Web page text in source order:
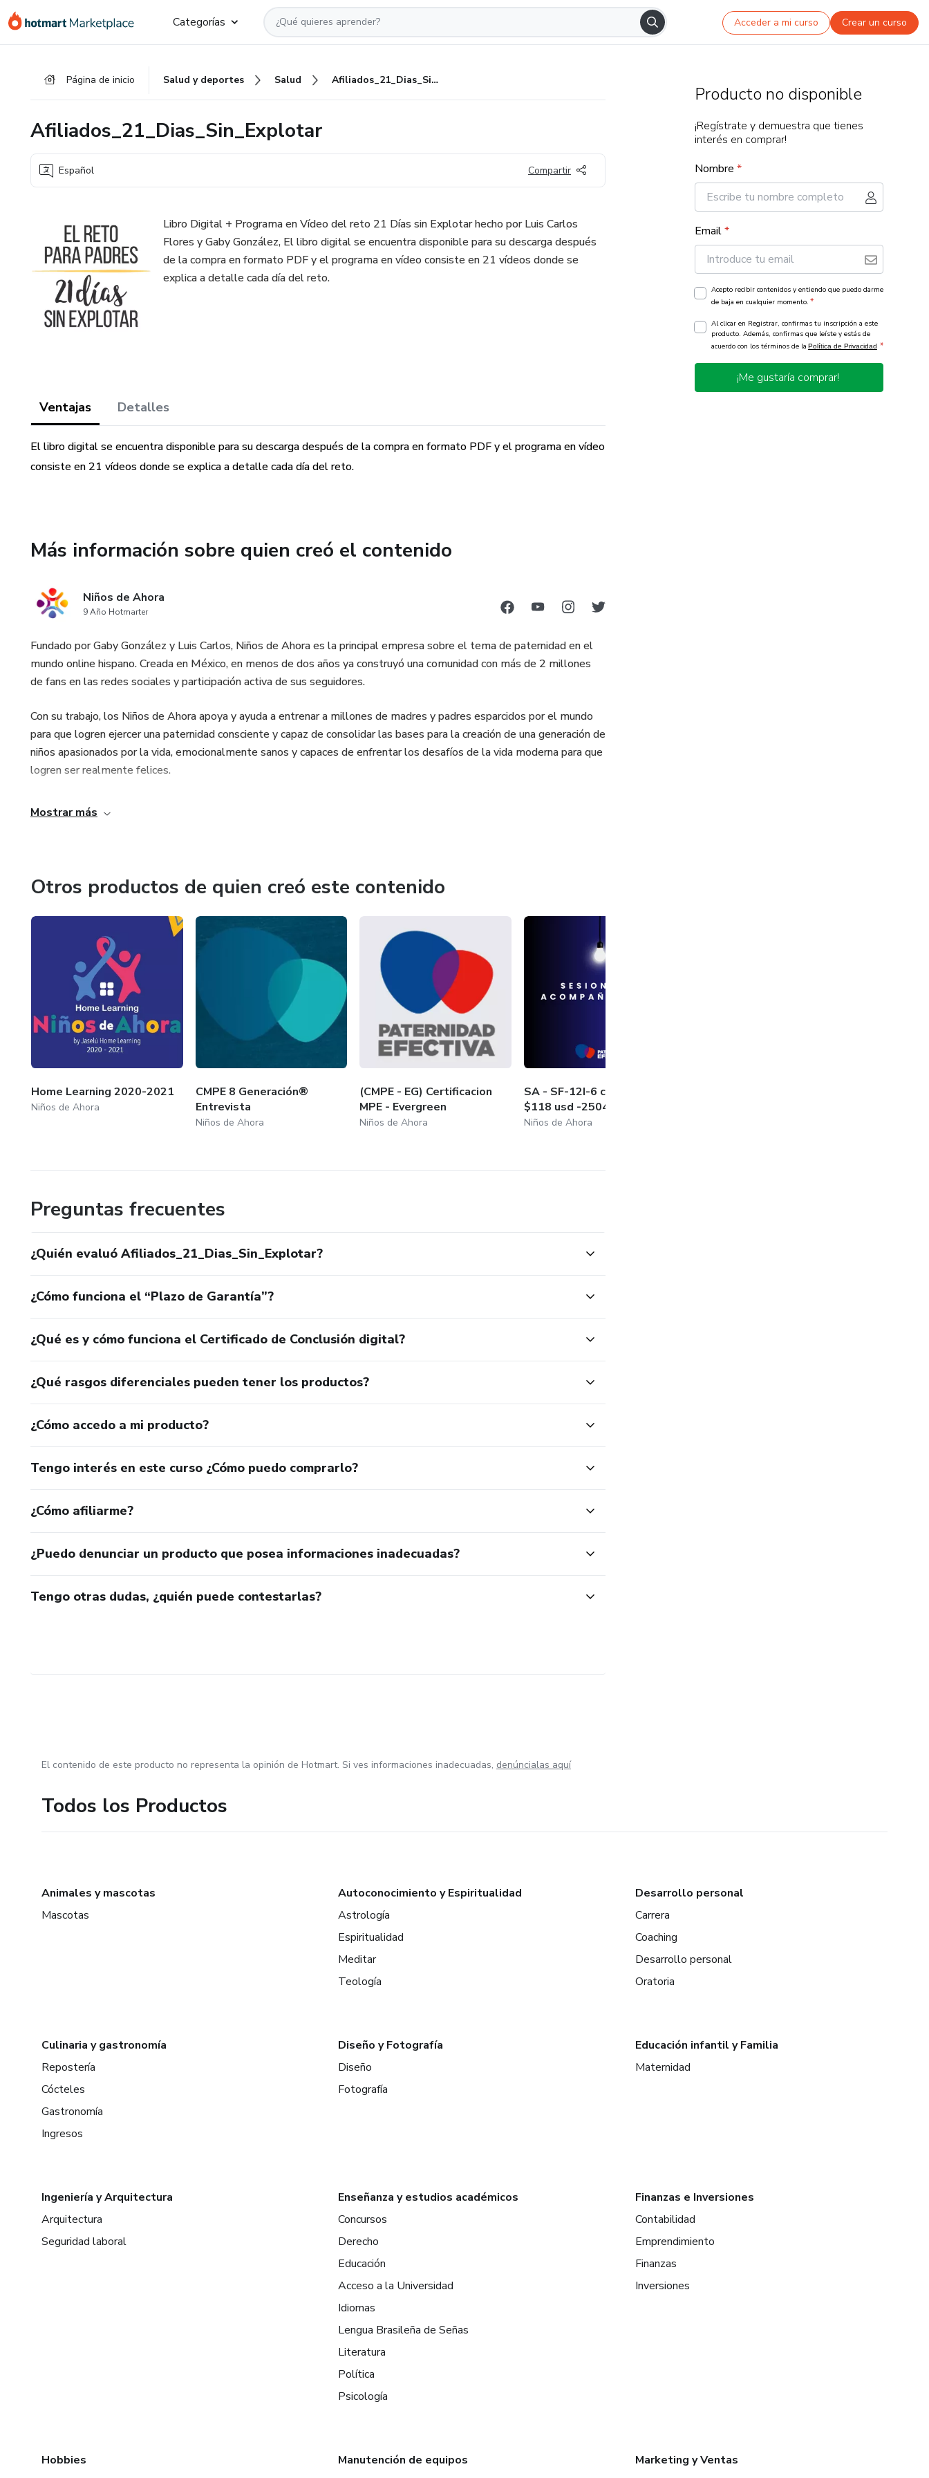
Categorías Acceder a mi curso Crear un curso
Página de inicio Salud y deportes Salud Afiliados_21_Dias_Sin_Explotar
Afiliados_21_Dias_Sin_Explotar
Español Compartir
Libro Digital + Programa en Vídeo del reto 21 Días sin Explotar hecho por Luis Carlos
Flores y Gaby González, El libro digital se encuentra disponible para su descarga después
de la compra en formato PDF y el programa en vídeo consiste en 21 vídeos donde se
explica a detalle cada día del reto.
Ventajas Detalles
El libro digital se encuentra disponible para su descarga después de la compra en formato PDF y el programa en vídeo
consiste en 21 vídeos donde se explica a detalle cada día del reto.
Más información sobre quien creó el contenido
Niños de Ahora
9 Año Hotmarter
Fundado por Gaby González y Luis Carlos, Niños de Ahora es la principal empresa sobre el tema de paternidad en el
mundo online hispano. Creada en México, en menos de dos años ya construyó una comunidad con más de 2 millones
de fans en las redes sociales y participación activa de sus seguidores.
Con su trabajo, los Niños de Ahora apoya y ayuda a entrenar a millones de madres y padres esparcidos por el mundo
para que logren ejercer una paternidad consciente y capaz de consolidar las bases para la creación de una generación de
niños apasionados por la vida, emocionalmente sanos y capaces de enfrentar los desafíos de la vida moderna para que
logren ser realmente felices.
Mostrar más
Otros productos de quien creó este contenido
Home Learning 2020-2021
Niños de Ahora
CMPE 8 Generación®
Entrevista
Niños de Ahora
(CMPE - EG) Certificacion
MPE - Evergreen
Niños de Ahora
SA - SF-12I-6 cuotas de
$118 usd -2504
Niños de Ahora
Preguntas frecuentes
¿Quién evaluó Afiliados_21_Dias_Sin_Explotar?
¿Cómo funciona el “Plazo de Garantía”?
¿Qué es y cómo funciona el Certificado de Conclusión digital?
¿Qué rasgos diferenciales pueden tener los productos?
¿Cómo accedo a mi producto?
Tengo interés en este curso ¿Cómo puedo comprarlo?
¿Cómo afiliarme?
¿Puedo denunciar un producto que posea informaciones inadecuadas?
Tengo otras dudas, ¿quién puede contestarlas?
Producto no disponible
¡Regístrate y demuestra que tienes
interés en comprar!
Nombre *
Email*
Acepto recibir contenidos y entiendo que puedo darme
de baja en cualquier momento. *
Al clicar en Registrar, confirmas tu inscripción a este
producto. Además, confirmas que leíste y estás de
acuerdo con los términos de la Política de Privacidad *
¡Me gustaría comprar!
El contenido de este producto no representa la opinión de Hotmart. Si ves informaciones inadecuadas, denúncialas aquí
Todos los Productos
Animales y mascotas
Mascotas
Autoconocimiento y Espiritualidad
Astrología
Espiritualidad
Meditar
Teología
Desarrollo personal
Carrera
Coaching
Desarrollo personal
Oratoria
Culinaria y gastronomía
Repostería
Cócteles
Gastronomía
Ingresos
Diseño y Fotografía
Diseño
Fotografía
Educación infantil y Familia
Maternidad
Ingeniería y Arquitectura
Arquitectura
Seguridad laboral
Enseñanza y estudios académicos
Concursos
Derecho
Educación
Acceso a la Universidad
Idiomas
Lengua Brasileña de Señas
Literatura
Política
Psicología
Finanzas e Inversiones
Contabilidad
Emprendimiento
Finanzas
Inversiones
Hobbies
Manutención de equipos
Marketing y Ventas